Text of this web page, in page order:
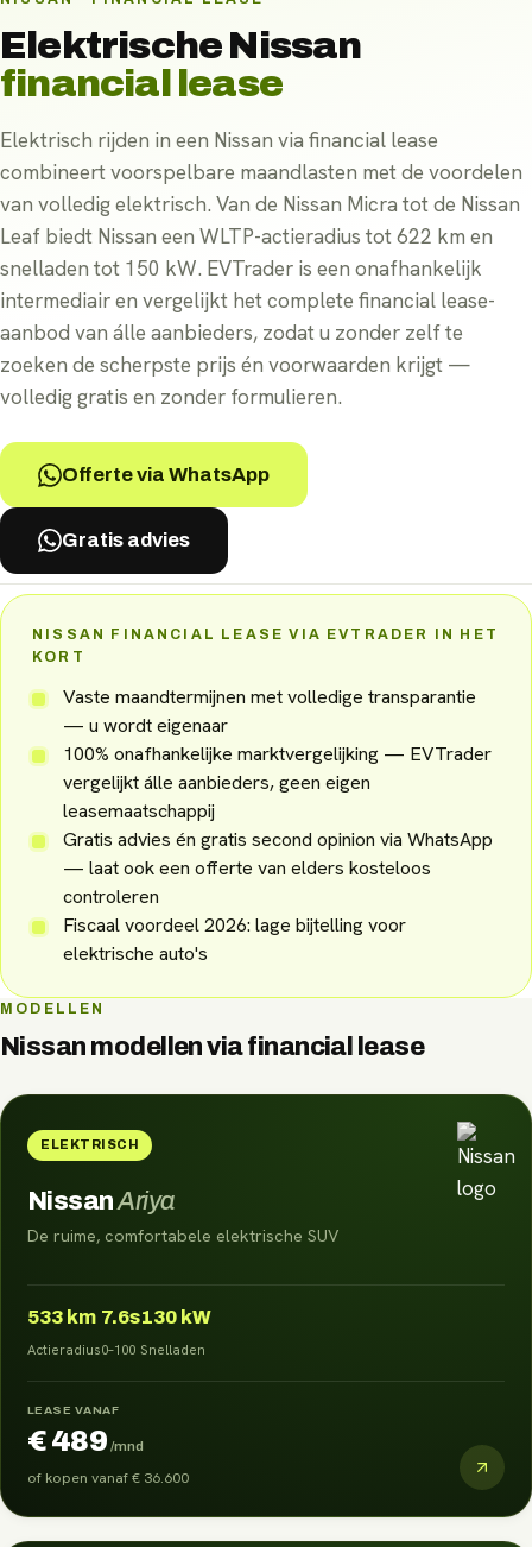
Elektrische Nissan
financial lease
Elektrisch rijden in een Nissan via financial lease
combineert voorspelbare maandlasten met de voordelen
van volledig elektrisch. Van de Nissan Micra tot de Nissan
Leaf biedt Nissan een WLTP-actieradius tot 622 km en
snelladen tot 150 kW. EVTrader is een onafhankelijk
intermediair en vergelijkt het complete financial lease-
aanbod van álle aanbieders, zodat u zonder zelf te
zoeken de scherpste prijs én voorwaarden krijgt —
volledig gratis en zonder formulieren.
Offerte via WhatsApp
Gratis advies
NISSAN FINANCIAL LEASE VIA EVTRADER IN HET
KORT
Vaste maandtermijnen met volledige transparantie
— u wordt eigenaar
100% onafhankelijke marktvergelijking — EVTrader
vergelijkt álle aanbieders, geen eigen
leasemaatschappij
Gratis advies én gratis second opinion via WhatsApp
— laat ook een offerte van elders kosteloos
controleren
Fiscaal voordeel 2026: lage bijtelling voor
elektrische auto's
MODELLEN
Nissan modellen viafinancial lease
ELEKTRISCH
NissanAriya
De ruime, comfortabele elektrische SUV
533 km
Actieradius
7.6s
0–100
130 kW
Snelladen
LEASE VANAF
€ 489 /mnd
of kopen vanaf€ 36.600